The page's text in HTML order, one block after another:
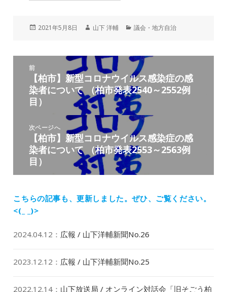
投
2021年5月8日
作
山下 洋輔
カ
リ
ー
議会・地方自治
前
の
投
【柏市】新型コロナウイルス感染症の感
染者について （柏市発表2540～2552例
目）
次ページへ
の
投
稿:
【柏市】新型コロナウイルス感染症の感
染者について （柏市発表2553～2563例
目）
こちらの記事も、更新しました。ぜひ、ご覧ください。
<(_ _)>
2024.04.12 ： 広報 / 山下洋輔新聞No.26
2023.12.12 ： 広報 / 山下洋輔新聞No.25
2022.12.14 ： 山下放送局 / オンライン対話会「旧そごう柏